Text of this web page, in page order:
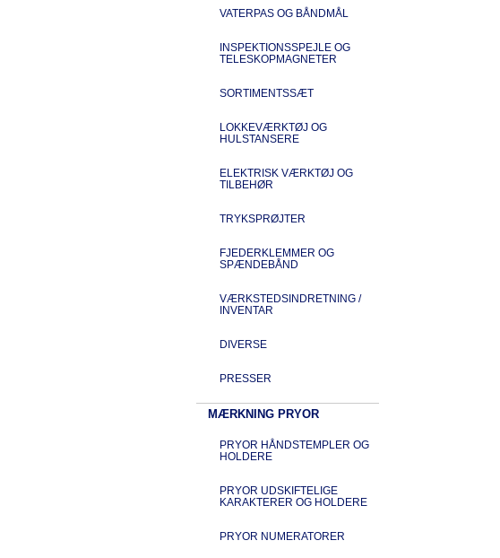
VATERPAS OG BÅNDMÅL
INSPEKTIONSSPEJLE OG
TELESKOPMAGNETER
SORTIMENTSSÆT
LOKKEVÆRKTØJ OG
HULSTANSERE
ELEKTRISK VÆRKTØJ OG
TILBEHØR
TRYKSPRØJTER
FJEDERKLEMMER OG
SPÆNDEBÅND
VÆRKSTEDSINDRETNING /
INVENTAR
DIVERSE
PRESSER
MÆRKNING PRYOR
PRYOR HÅNDSTEMPLER OG
HOLDERE
PRYOR UDSKIFTELIGE
KARAKTERER OG HOLDERE
PRYOR NUMERATORER